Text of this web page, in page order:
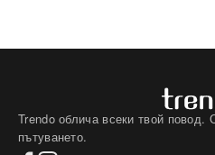
Trendo облича всеки твой повод.
пътуването.